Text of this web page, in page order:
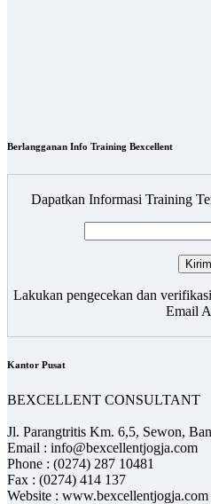
Berlangganan Info Training Bexcellent
Dapatkan Informasi Training
Lakukan pengecekan dan
Email
Kantor Pusat
BEXCELLENT CONSULTANT
Jl. Parangtritis Km. 6,5, Sewon,
Email : info@bexcellentjogja.com
Phone : (0274) 287 10481
Fax : (0274) 414 137
Website : www.bexcellentjogja.com